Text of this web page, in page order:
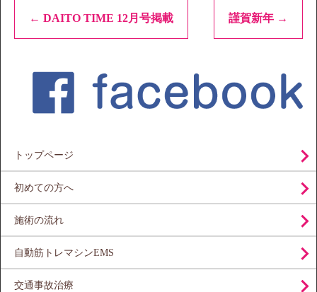
← DAITO TIME 12月号掲載 謹賀新年 →
トップページ
初めての方へ
施術の流れ
自動筋トレマシンEMS
交通事故治療